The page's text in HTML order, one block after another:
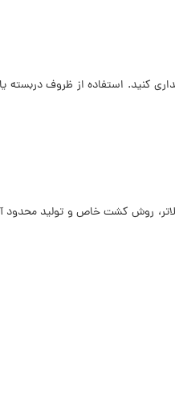
کنید. استفاده از ظروف دربسته
روش کشت خاص و تولید